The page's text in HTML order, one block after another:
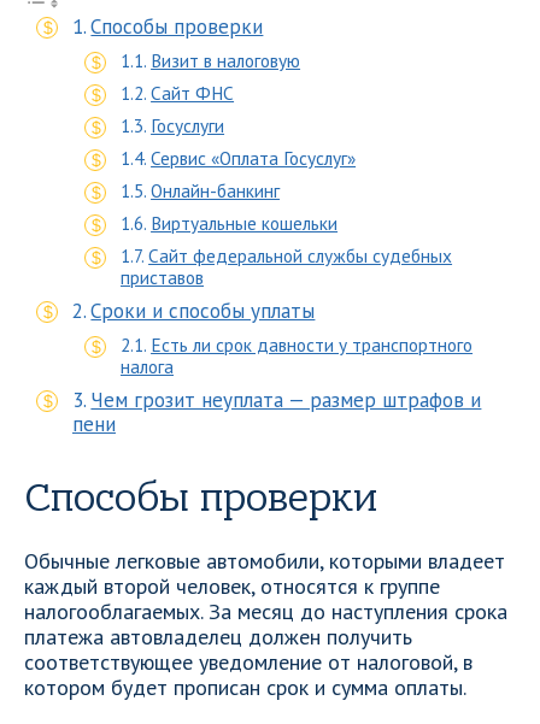
Способы проверки
Визит в налоговую
Сайт ФНС
Госуслуги
Сервис «Оплата Госуслуг»
Онлайн-банкинг
Виртуальные кошельки
Сайт федеральной службы судебных
приставов
Сроки и способы уплаты
Есть ли срок давности у транспортного
налога
Чем грозит неуплата — размер штрафов и
пени
Способы проверки
Обычные легковые автомобили, которыми владеет
каждый второй человек, относятся к группе
налогооблагаемых. За месяц до наступления срока
платежа автовладелец должен получить
соответствующее уведомление от налоговой, в
котором будет прописан срок и сумма оплаты.